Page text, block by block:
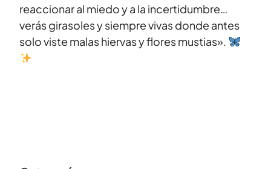
reaccionar al miedo y a la incertidumbre…
verás girasoles y siempre vivas donde antes
solo viste malas hiervas y flores mustias».